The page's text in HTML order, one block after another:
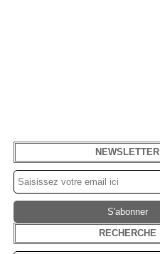
NEWSLETTER
RECHERCHE